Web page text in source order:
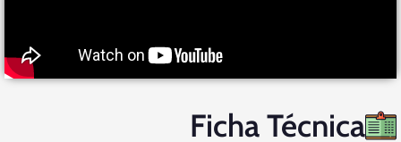
Ficha Técnica